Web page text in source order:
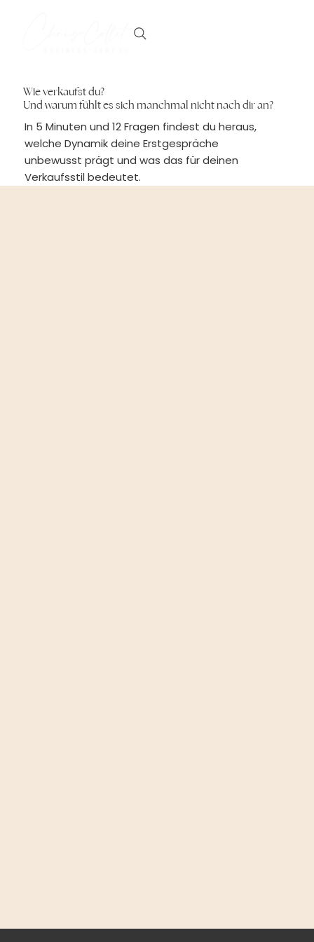
Wie verkaufst du?
Und warum fühlt es sich manchmal nicht nach dir an?
In 5 Minuten und 12 Fragen findest du heraus,
welche Dynamik deine Erstgespräche
unbewusst prägt und was das für deinen
Verkaufsstil bedeutet.